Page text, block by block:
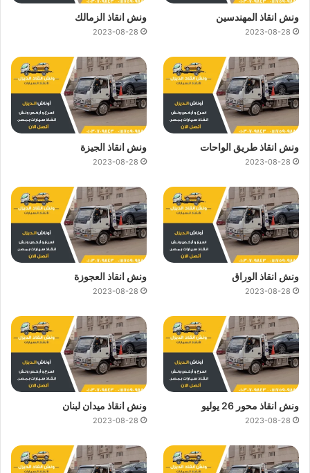
ونش انقاذ المهندسين
2023-08-28
ونش انقاذ الزمالك
2023-08-28
ونش انقاذ طريق الواحات
2023-08-28
ونش انقاذ الجيزة
2023-08-28
ونش انقاذ الوراق
2023-08-28
ونش انقاذ العجوزة
2023-08-28
ونش انقاذ محور 26 يوليو
2023-08-28
ونش انقاذ ميدان لبنان
2023-08-28